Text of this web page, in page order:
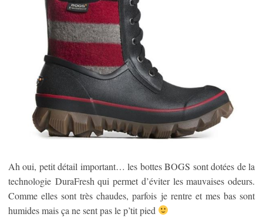
Ah oui, petit détail important… les bottes BOGS sont dotées de la
technologie DuraFresh qui permet d’éviter les mauvaises odeurs.
Comme elles sont très chaudes, parfois je rentre et mes bas sont
humides mais ça ne sent pas le p’tit pied